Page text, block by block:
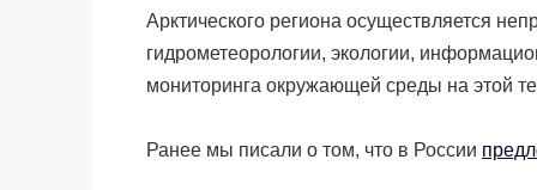
Арктического региона осуществляется
гидрометеорологии, экологии,
мониторинга окружающей среды на этой
Ранее мы писали о том, что в России